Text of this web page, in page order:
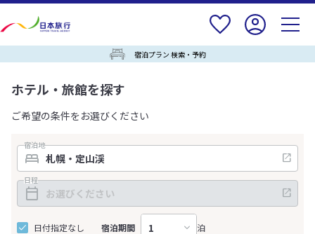
宿泊プラン 検索・予約
ホテル・旅館を探す
ご希望の条件をお選びください
宿泊地
日程
日付指定なし 宿泊期間 泊